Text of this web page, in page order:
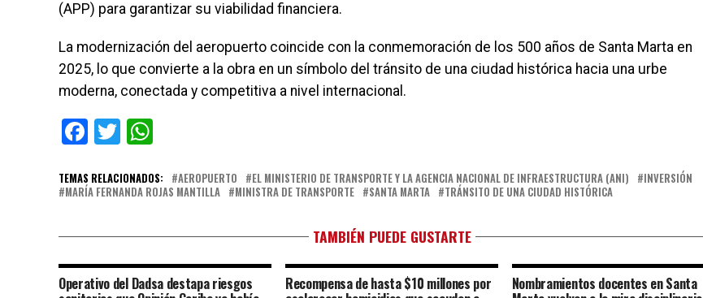
(APP) para garantizar su viabilidad financiera.
La modernización del aeropuerto coincide con la conmemoración de los 500 años de Santa Marta en
2025, lo que convierte a la obra en un símbolo del tránsito de una ciudad histórica hacia una urbe
moderna, conectada y competitiva a nivel internacional.
Facebook
Twitter
TEMAS RELACIONADOS: AEROPUERTO EL MINISTERIO DE TRANSPORTE Y LA AGENCIA NACIONAL DE INFRAESTRUCTURA (ANI)
INVERSIÓN
MARÍA FERNANDA ROJAS MANTILLA
MINISTRA DE TRANSPORTE SANTA MARTA TRÁNSITO DE UNA CIUDAD HISTÓRICA
TAMBIÉN PUEDE GUSTARTE
Operativo del Dadsa destapa riesgos Recompensa de hasta $10 millones por Nombramientos docentes en Santa